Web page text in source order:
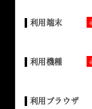
利用端末
利用機種
利用ブラウザ